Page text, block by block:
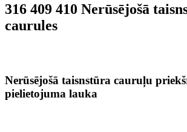
316 409 410 Nerūsējošā
caurules
Nerūsējošā taisnstūra cauruļu
pielietojuma lauka